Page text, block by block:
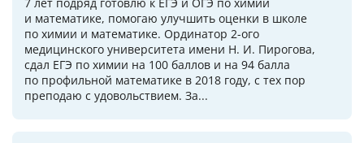
и математике, помогаю улучшить оценки в школе
по химии и математике. Ординатор 2-ого
медицинского университета имени Н. И. Пирогова,
сдал ЕГЭ по химии на 100 баллов и на 94 балла
по профильной математике в 2018 году, с тех пор
преподаю с удовольствием. За...